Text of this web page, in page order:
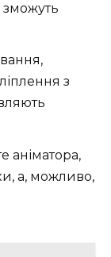
зможуть
з
аніматора,
а, можливо,